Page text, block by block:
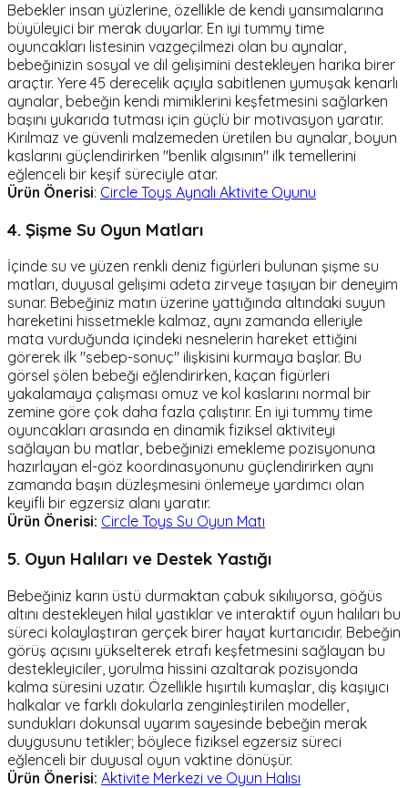
Bebekler insan yüzlerine, özellikle de kendi yansımalarına
büyüleyici bir merak duyarlar. En iyi tummy time
oyuncakları listesinin vazgeçilmezi olan bu aynalar,
bebeğinizin sosyal ve dil gelişimini destekleyen harika birer
araçtır. Yere 45 derecelik açıyla sabitlenen yumuşak kenarlı
aynalar, bebeğin kendi mimiklerini keşfetmesini sağlarken
başını yukarıda tutması için güçlü bir motivasyon yaratır.
Kırılmaz ve güvenli malzemeden üretilen bu aynalar, boyun
kaslarını güçlendirirken "benlik algısının" ilk temellerini
eğlenceli bir keşif süreciyle atar.
Ürün Önerisi: Circle Toys Aynalı Aktivite Oyunu
4. Şişme Su Oyun Matları
İçinde su ve yüzen renkli deniz figürleri bulunan şişme su
matları, duyusal gelişimi adeta zirveye taşıyan bir deneyim
sunar. Bebeğiniz matın üzerine yattığında altındaki suyun
hareketini hissetmekle kalmaz, aynı zamanda elleriyle
mata vurduğunda içindeki nesnelerin hareket ettiğini
görerek ilk "sebep-sonuç" ilişkisini kurmaya başlar. Bu
görsel şölen bebeği eğlendirirken, kaçan figürleri
yakalamaya çalışması omuz ve kol kaslarını normal bir
zemine göre çok daha fazla çalıştırır. En iyi tummy time
oyuncakları arasında en dinamik fiziksel aktiviteyi
sağlayan bu matlar, bebeğinizi emekleme pozisyonuna
hazırlayan el-göz koordinasyonunu güçlendirirken aynı
zamanda başın düzleşmesini önlemeye yardımcı olan
keyifli bir egzersiz alanı yaratır.
Ürün Önerisi: Circle Toys Su Oyun Matı
5. Oyun Halıları ve Destek Yastığı
Bebeğiniz karın üstü durmaktan çabuk sıkılıyorsa, göğüs
altını destekleyen hilal yastıklar ve interaktif oyun halıları bu
süreci kolaylaştıran gerçek birer hayat kurtarıcıdır. Bebeğin
görüş açısını yükselterek etrafı keşfetmesini sağlayan bu
destekleyiciler, yorulma hissini azaltarak pozisyonda
kalma süresini uzatır. Özellikle hışırtılı kumaşlar, diş kaşıyıcı
halkalar ve farklı dokularla zenginleştirilen modeller,
sundukları dokunsal uyarım sayesinde bebeğin merak
duygusunu tetikler; böylece fiziksel egzersiz süreci
eğlenceli bir duyusal oyun vaktine dönüşür.
Ürün Önerisi: Aktivite Merkezi ve Oyun Halısı